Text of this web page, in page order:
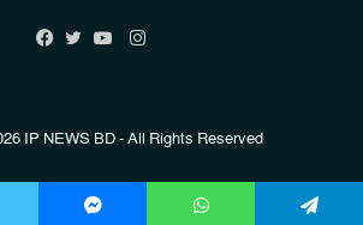
Instagram
IP NEWS BD - All Rights Reserved